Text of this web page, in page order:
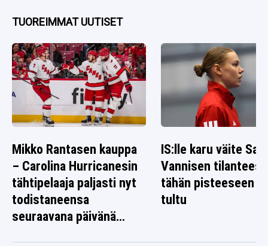
TUOREIMMAT UUTISET
Mikko Rantasen kauppa
– Carolina Hurricanesin
tähtipelaaja paljasti nyt
todistaneensa
seuraavana päivänä
IS:lle karu väite
Vannisen
tähän pisteeseen
tultu